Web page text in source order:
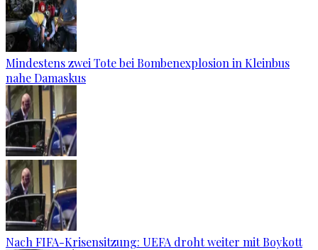
Mindestens zwei Tote bei Bombenexplosion in Kleinbus
nahe Damaskus
Nach FIFA-Krisensitzung: UEFA droht weiter mit Boykott